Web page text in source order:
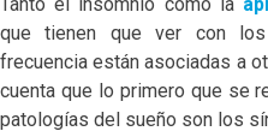
que tienen que ver con
frecuencia están asociadas a
cuenta que lo primero que se
patologías del sueño son los